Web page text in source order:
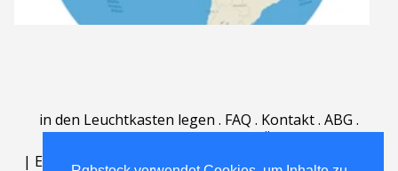
in den Leuchtkasten legen . FAQ . Kontakt. ABG .
| English | Deutsch Español | Polski | Português